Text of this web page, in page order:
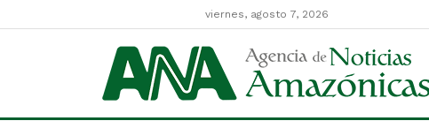
viernes, agosto 7, 2026